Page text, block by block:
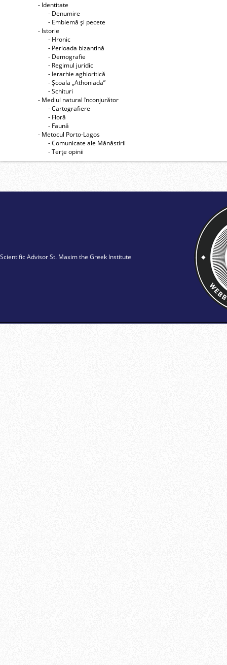
- Identitate
- Denumire
- Emblemă şi pecete
- Istorie
- Hronic
- Perioada bizantină
- Demografie
- Regimul juridic
- Ierarhie aghioritică
- Şcoala „Athoniada”
- Schituri
- Mediul natural înconjurător
- Cartografiere
- Floră
- Faună
- Metocul Porto-Lagos
- Comunicate ale Mănăstirii
- Terţe opinii
Scientific Advisor St. Maxim the Greek Institute